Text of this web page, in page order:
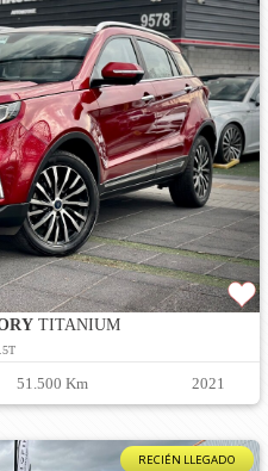
TITANIUM
51.500 Km 2021
RECIÉN LLEGADO